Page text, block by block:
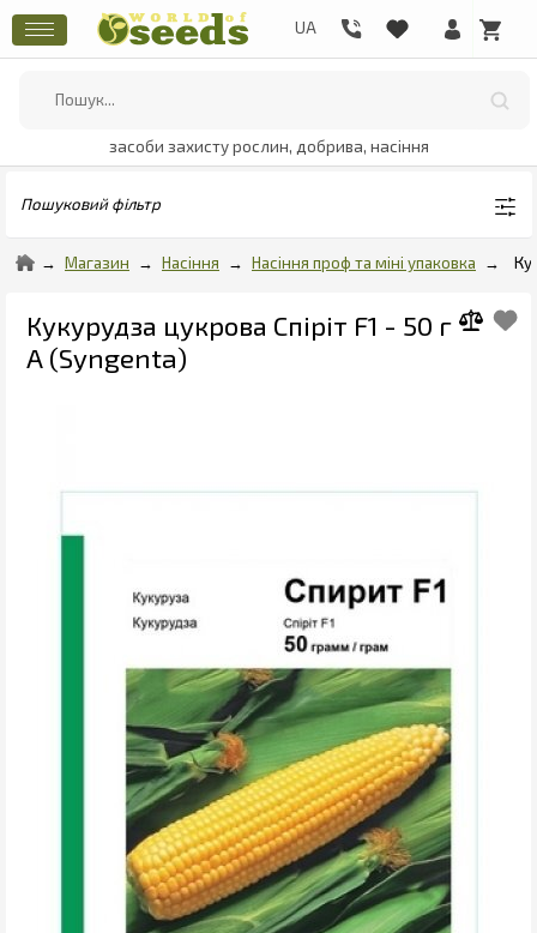
засоби захисту рослин, добрива, насіння
Пошуковий фільтр
Магазин Насіння Насіння проф та міні упаковка
Кукурудза цукрова Спіріт F1 - 50 г
А (Syngenta)